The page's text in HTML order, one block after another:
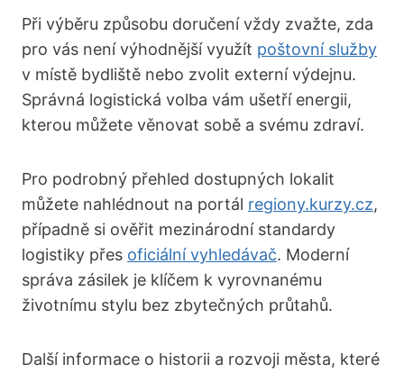
Při výběru způsobu doručení vždy zvažte, zda
pro vás není výhodnější využít poštovní služby
v místě bydliště nebo zvolit externí výdejnu.
Správná logistická volba vám ušetří energii,
kterou můžete věnovat sobě a svému zdraví.
Pro podrobný přehled dostupných lokalit
můžete nahlédnout na portál regiony.kurzy.cz,
případně si ověřit mezinárodní standardy
logistiky přes oficiální vyhledávač. Moderní
správa zásilek je klíčem k vyrovnanému
životnímu stylu bez zbytečných průtahů.
Další informace o historii a rozvoji města, které